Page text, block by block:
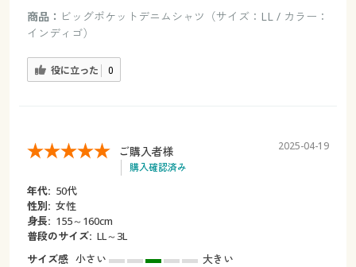
商品： ビッグポケットデニムシャツ（サイズ：LL / カラー：
インディゴ）
役に立った 0
ご購入者様
購入確認済み
2025-04-19
年代: 50代
性別: 女性
身長: 155～160cm
普段のサイズ: LL～3L
サイズ感 小さい
大きい